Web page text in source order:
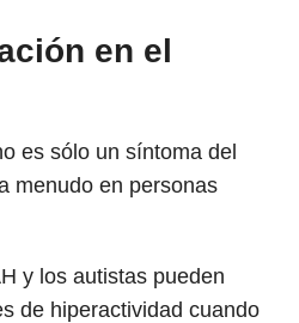
en el
es sólo un síntoma del
menudo en personas
y los autistas pueden
de hiperactividad cuando